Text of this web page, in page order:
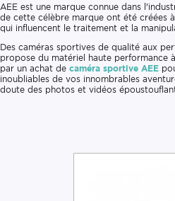
AEE est une marque connue dans
de cette célèbre marque ont été créées
qui influencent le traitement et la
Des caméras sportives de qualité aux
propose du matériel haute performance
par un achat de caméra sportive AEE
inoubliables de vos innombrables
doute des photos et vidéos